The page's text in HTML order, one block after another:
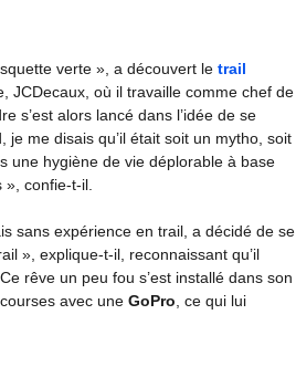
verte », a découvert le trail
JCDecaux, où il travaille comme chef de
s’est alors lancé dans l’idée de se
me disais qu’il était soit un mytho, soit
une hygiène de vie déplorable à base
», confie-t-il.
sans expérience en trail, a décidé de se
», explique-t-il, reconnaissant qu’il
rêve un peu fou s’est installé dans son
avec une GoPro, ce qui lui